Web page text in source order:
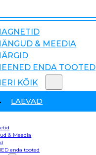
& MEEDIA
ENDA TOOTED
KÕIK
LAEVAD
& Meedia
enda tooted